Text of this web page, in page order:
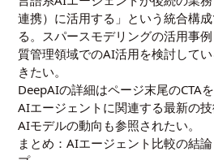
連携）に活用する」という統合構
る。 スパースモデリングの活用事例
質管理領域でのAI活用を検討して
きたい。
DeepAIの詳細はページ末尾のCTA
AIエージェントに関連する最新の
AIモデルの動向 も参照されたい。
まとめ：AIエージェント比較の結